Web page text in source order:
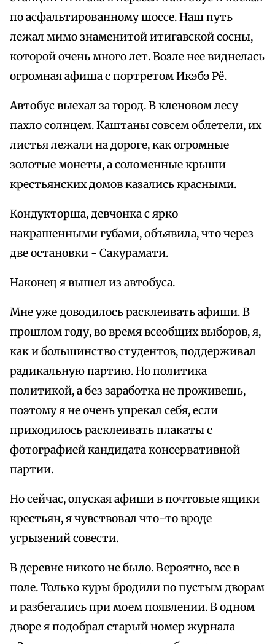
по асфальтированному шоссе. Наш путь
лежал мимо знаменитой итигавской сосны,
которой очень много лет. Возле нее виднелась
огромная афиша с портретом Икэбэ Рё.
Автобус выехал за город. В кленовом лесу
пахло солнцем. Каштаны совсем облетели, их
листья лежали на дороге, как огромные
золотые монеты, а соломенные крыши
крестьянских домов казались красными.
Кондукторша, девчонка с ярко
накрашенными губами, объявила, что через
две остановки - Сакурамати.
Наконец я вышел из автобуса.
Мне уже доводилось расклеивать афиши. В
прошлом году, во время всеобщих выборов, я,
как и большинство студентов, поддерживал
радикальную партию. Но политика
политикой, а без заработка не проживешь,
поэтому я не очень упрекал себя, если
приходилось расклеивать плакаты с
фотографией кандидата консервативной
партии.
Но сейчас, опуская афиши в почтовые ящики
крестьян, я чувствовал что-то вроде
угрызений совести.
В деревне никого не было. Вероятно, все в
поле. Только куры бродили по пустым дворам
и разбегались при моем появлении. В одном
дворе я подобрал старый номер журнала